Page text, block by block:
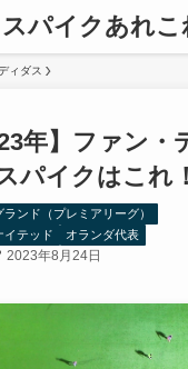
スパイクあれこ
ィダス
年】ファン
パイクはこれ！
ランド（プレミアリーグ）
イテッド
オランダ代表
2023年8月24日